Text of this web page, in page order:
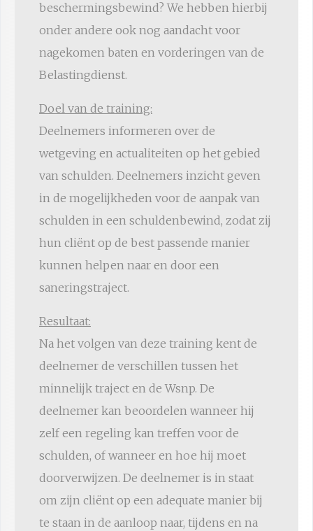
beschermingsbewind? We hebben hierbij
onder andere ook nog aandacht voor
nagekomen baten en vorderingen van de
Belastingdienst.
Doel van de training:
Deelnemers informeren over de
wetgeving en actualiteiten op het gebied
van schulden. Deelnemers inzicht geven
in de mogelijkheden voor de aanpak van
schulden in een schuldenbewind, zodat zij
hun cliënt op de best passende manier
kunnen helpen naar en door een
saneringstraject.
Resultaat:
Na het volgen van deze training kent de
deelnemer de verschillen tussen het
minnelijk traject en de Wsnp. De
deelnemer kan beoordelen wanneer hij
zelf een regeling kan treffen voor de
schulden, of wanneer en hoe hij moet
doorverwijzen. De deelnemer is in staat
om zijn cliënt op een adequate manier bij
te staan in de aanloop naar, tijdens en na